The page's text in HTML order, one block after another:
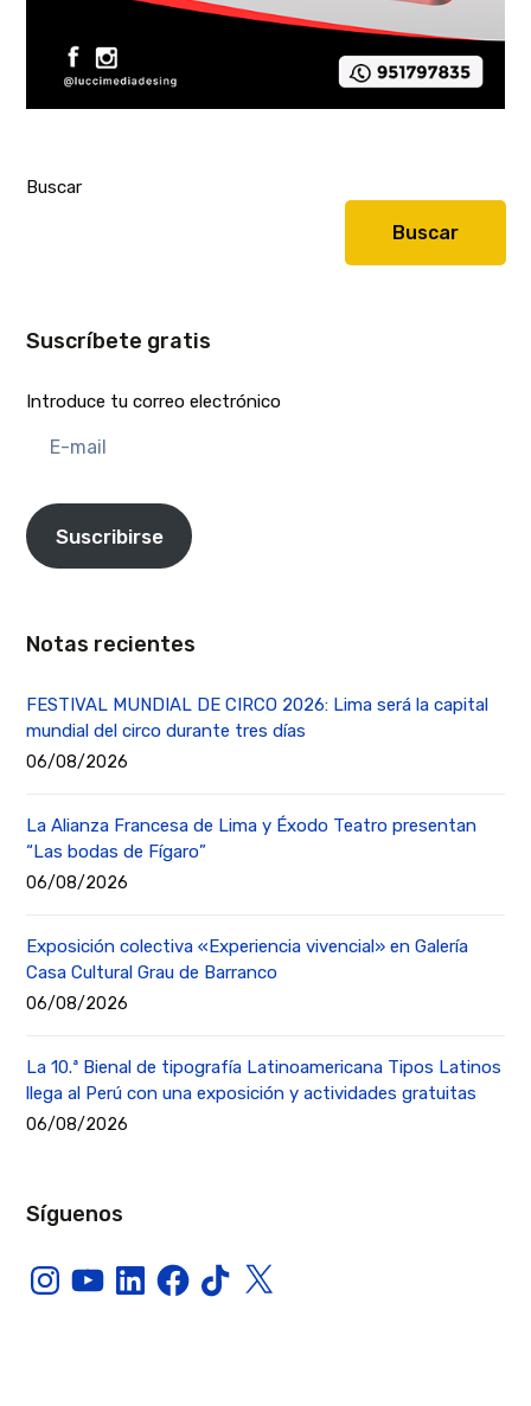
Buscar
Buscar
Suscríbete gratis
Introduce tu correo electrónico
mail
Suscribirse
Notas recientes
FESTIVAL MUNDIAL DE CIRCO 2026: Lima será la capital
mundial del circo durante tres días
06/08/2026
La Alianza Francesa de Lima y Éxodo Teatro presentan
“Las bodas de Fígaro”
06/08/2026
Exposición colectiva «Experiencia vivencial» en Galería
Casa Cultural Grau de Barranco
06/08/2026
La 10.ª Bienal de tipografía Latinoamericana Tipos Latinos
llega al Perú con una exposición y actividades gratuitas
06/08/2026
Síguenos
InstagramYouTubeLinkedInFacebook
TikTokX